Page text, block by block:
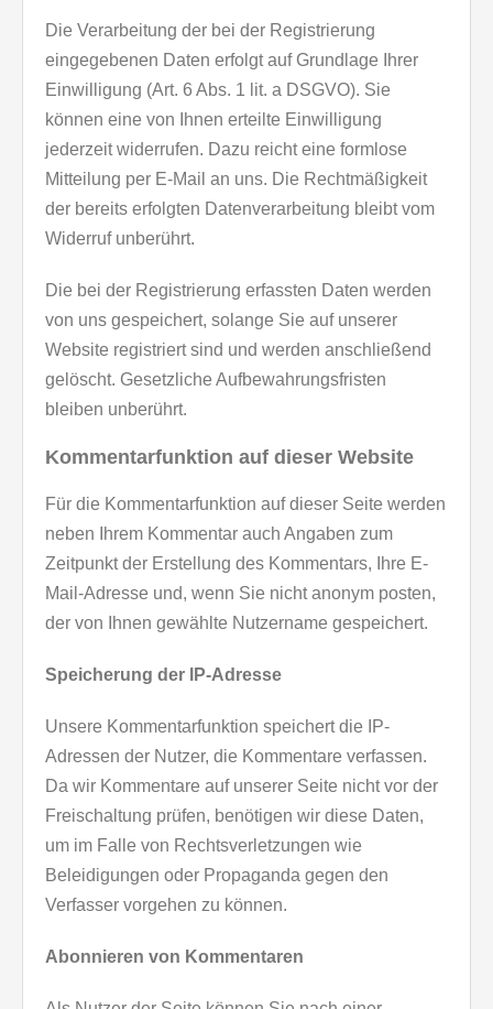
Die Verarbeitung der bei der Registrierung
eingegebenen Daten erfolgt auf Grundlage Ihrer
Einwilligung (Art. 6 Abs. 1 lit. a DSGVO). Sie
können eine von Ihnen erteilte Einwilligung
jederzeit widerrufen. Dazu reicht eine formlose
Mitteilung per E-Mail an uns. Die Rechtmäßigkeit
der bereits erfolgten Datenverarbeitung bleibt vom
Widerruf unberührt.
Die bei der Registrierung erfassten Daten werden
von uns gespeichert, solange Sie auf unserer
Website registriert sind und werden anschließend
gelöscht. Gesetzliche Aufbewahrungsfristen
bleiben unberührt.
Kommentarfunktion auf dieser Website
Für die Kommentarfunktion auf dieser Seite werden
neben Ihrem Kommentar auch Angaben zum
Zeitpunkt der Erstellung des Kommentars, Ihre E-
Mail-Adresse und, wenn Sie nicht anonym posten,
der von Ihnen gewählte Nutzername gespeichert.
Speicherung der IP-Adresse
Unsere Kommentarfunktion speichert die IP-
Adressen der Nutzer, die Kommentare verfassen.
Da wir Kommentare auf unserer Seite nicht vor der
Freischaltung prüfen, benötigen wir diese Daten,
um im Falle von Rechtsverletzungen wie
Beleidigungen oder Propaganda gegen den
Verfasser vorgehen zu können.
Abonnieren von Kommentaren